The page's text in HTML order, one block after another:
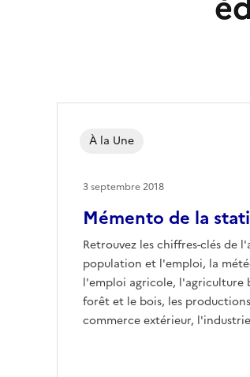
Mémento de la
Retrouvez les chiffres-clés de
population et l'emploi, la
l'emploi agricole, l'agriculture
forêt et le bois, les
commerce extérieur,
À la Une
3 septembre 2018